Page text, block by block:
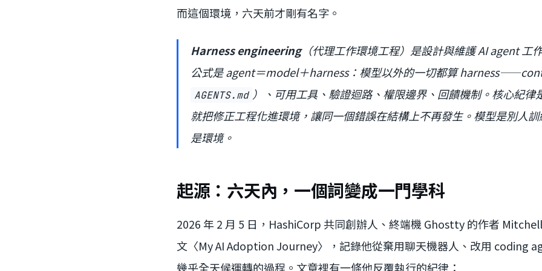
而這個環境，六天前才剛有名字。
Harness engineering（代理工作環境工程）是設計與維護 AI agent 工
公式是 agent＝model＋harness：模型以外的一切都算
AGENTS.md ）、可用工具、驗證迴路、權限邊界、回饋機制。核心紀律
就把修正工程化進環境，讓同一個錯誤在結構上不再發生。模型是別人
是環境。
起源：六天內，一個詞變成一門學科
2026 年 2 月 5 日，HashiCorp 共同創辦人、終端機 Ghostty 的作者
文〈My AI Adoption Journey〉，記錄他從棄用聊天機器人、改用 coding
幾乎全天候運轉的過程。文章裡有一條他反覆執行的紀律：